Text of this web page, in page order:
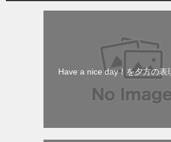
Have a nice day！を夕方の表